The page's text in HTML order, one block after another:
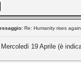
Re: Humanity rises
19 Aprile (è